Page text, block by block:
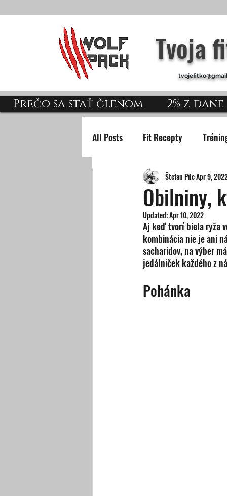
Tvoja
Prečo sa stať členom 2% z dane
All Posts Fit Recepty
Obilniny,
Štefan PilcApr 9,
Updated:Apr 10, 2022
Aj keď tvorí biela ryža
kombinácia nie je ani
sacharidov, na výber
jedálniček každého z
Pohánka